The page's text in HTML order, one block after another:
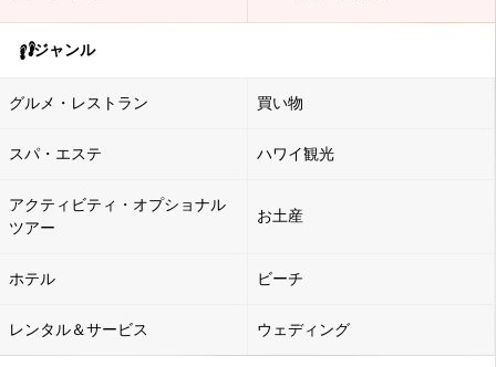
ジャンル
グルメ・レストラン 買い物
スパ・エステ ハワイ観光
アクティビティ・オプショナル
ツアー
お土産
ホテル ビーチ
レンタル＆サービス ウェディング